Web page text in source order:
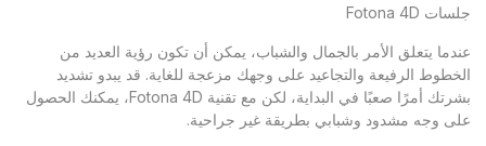
جلسات Fotona 4D
عندما يتعلق الأمر بالجمال والشباب، يمكن أن تكون رؤية العديد من
الخطوط الرفيعة والتجاعيد على وجهك مزعجة للغاية. قد يبدو تشديد
بشرتك أمرًا صعبًا في البداية، لكن مع تقنية Fotona 4D، يمكنك الحصول
على وجه مشدود وشبابي بطريقة غير جراحية.